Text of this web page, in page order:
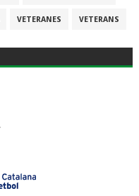
VETERANES VETERANS